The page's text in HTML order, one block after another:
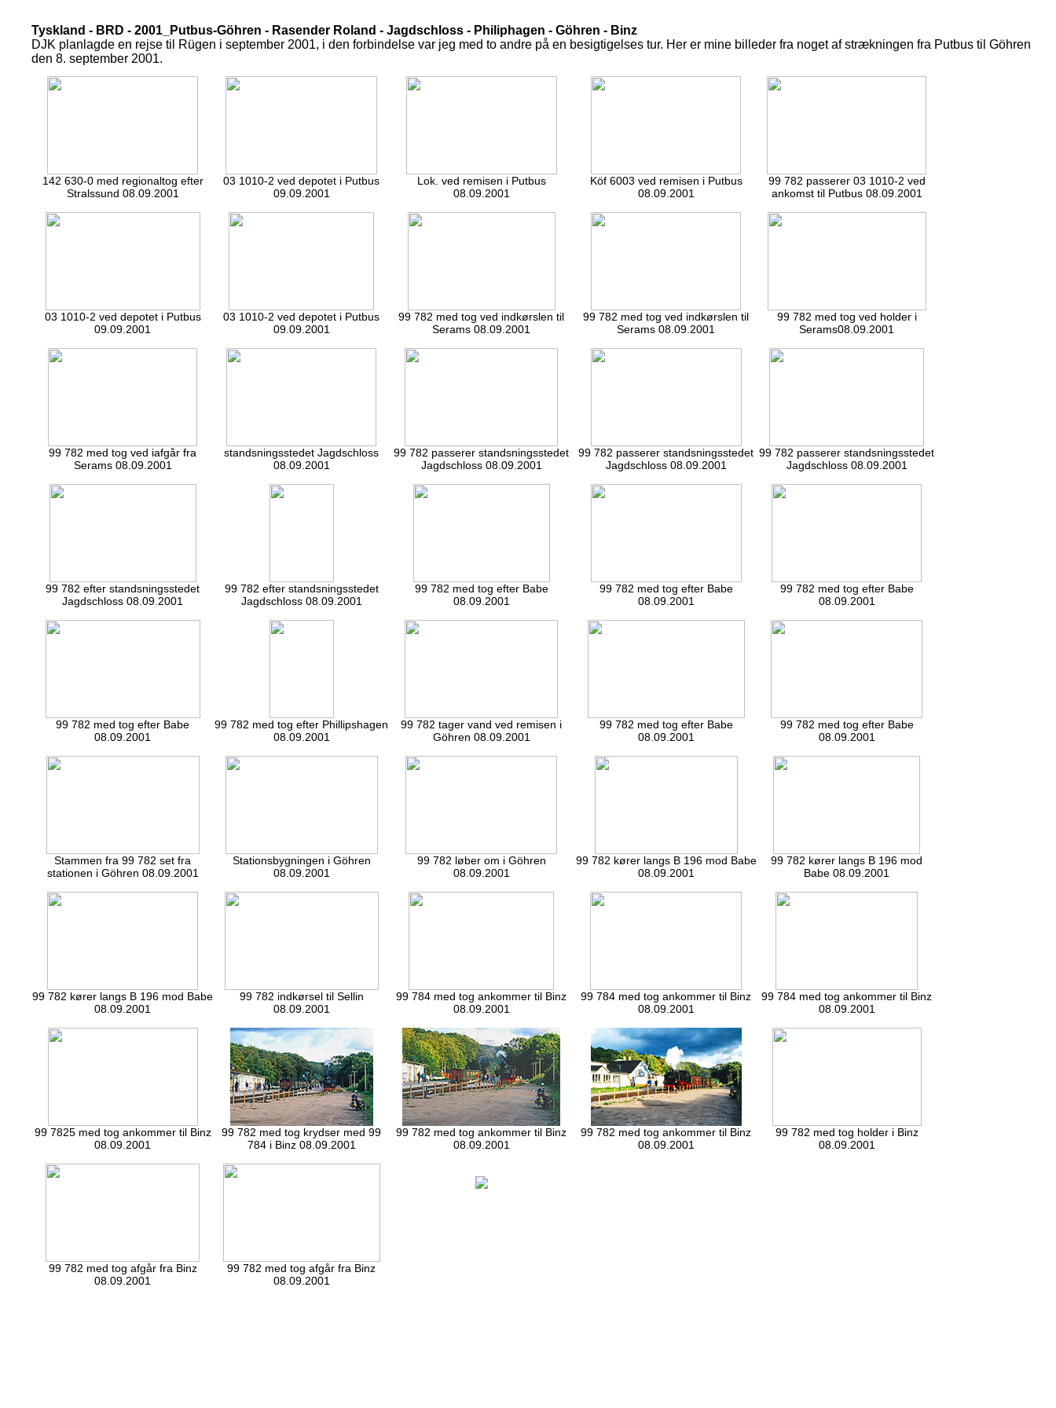
Tyskland - BRD - 2001_Putbus-Göhren - Rasender Roland - Jagdschloss - Philiphagen - Göhren - Binz
DJK planlagde en rejse til Rügen i september 2001, i den forbindelse var jeg med to andre på en besigtigelses tur. Her er mine billeder fra noget af strækningen fra Putbus til Göhren
den 8. september 2001.
142 630-0 med regionaltog efter
Stralssund 08.09.2001
03 1010-2 ved depotet i Putbus
09.09.2001
Lok. ved remisen i Putbus
08.09.2001
Köf 6003 ved remisen i Putbus
08.09.2001
99 782 passerer 03 1010-2 ved
ankomst til Putbus 08.09.2001
03 1010-2 ved depotet i Putbus
09.09.2001
03 1010-2 ved depotet i Putbus
09.09.2001
99 782 med tog ved indkørslen til
Serams 08.09.2001
99 782 med tog ved indkørslen til
Serams 08.09.2001
99 782 med tog ved holder i
Serams08.09.2001
99 782 med tog ved iafgår fra
Serams 08.09.2001
standsningsstedet Jagdschloss
08.09.2001
99 782 passerer standsningsstedet
Jagdschloss 08.09.2001
99 782 passerer standsningsstedet
Jagdschloss 08.09.2001
99 782 passerer standsningsstedet
Jagdschloss 08.09.2001
99 782 efter standsningsstedet
Jagdschloss 08.09.2001
99 782 efter standsningsstedet
Jagdschloss 08.09.2001
99 782 med tog efter Babe
08.09.2001
99 782 med tog efter Babe
08.09.2001
99 782 med tog efter Babe
08.09.2001
99 782 med tog efter Babe
08.09.2001
99 782 med tog efter Phillipshagen
08.09.2001
99 782 tager vand ved remisen i
Göhren 08.09.2001
99 782 med tog efter Babe
08.09.2001
99 782 med tog efter Babe
08.09.2001
Stammen fra 99 782 set fra
stationen i Göhren 08.09.2001
Stationsbygningen i Göhren
08.09.2001
99 782 løber om i Göhren
08.09.2001
99 782 kører langs B 196 mod Babe
08.09.2001
99 782 kører langs B 196 mod
Babe 08.09.2001
99 782 kører langs B 196 mod Babe
08.09.2001
99 782 indkørsel til Sellin
08.09.2001
99 784 med tog ankommer til Binz
08.09.2001
99 784 med tog ankommer til Binz
08.09.2001
99 784 med tog ankommer til Binz
08.09.2001
99 7825 med tog ankommer til Binz
08.09.2001
99 782 med tog krydser med 99
784 i Binz 08.09.2001
99 782 med tog ankommer til Binz
08.09.2001
99 782 med tog ankommer til Binz
08.09.2001
99 782 med tog holder i Binz
08.09.2001
99 782 med tog afgår fra Binz
08.09.2001
99 782 med tog afgår fra Binz
08.09.2001